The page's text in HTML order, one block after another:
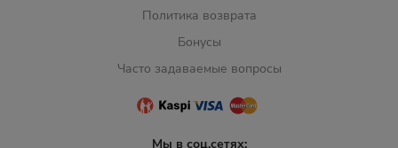
Политика возврата
Бонусы
Часто задаваемые вопросы
Мы в соц.сетях: